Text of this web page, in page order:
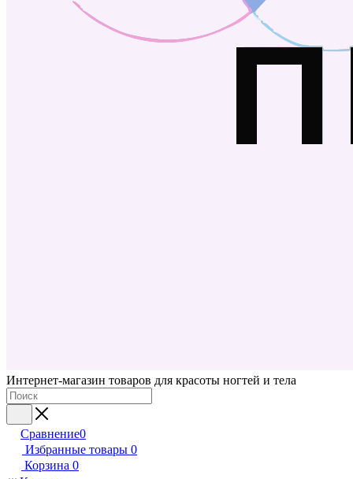
Интернет-магазин товаров для красоты ногтей и тела
Сравнение0
Избранные товары 0
Корзина 0